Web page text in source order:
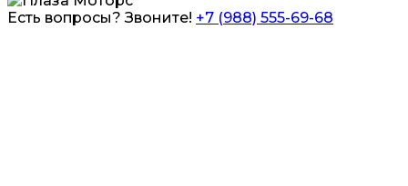
Есть вопросы? Звоните! +7 (988) 555-69-68